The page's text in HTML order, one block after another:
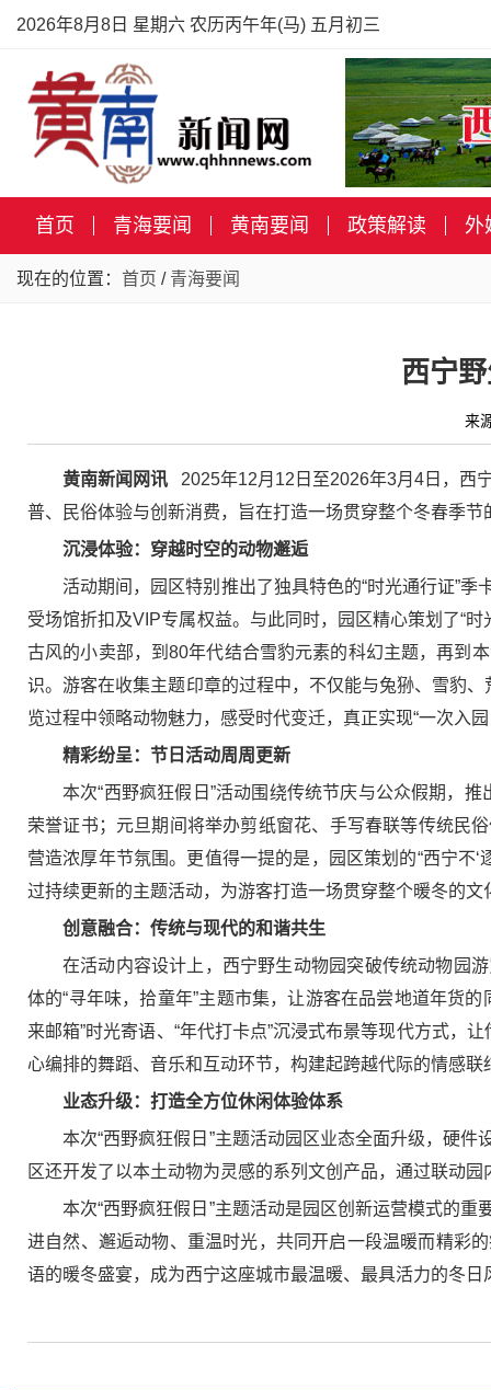
2026年8月8日 星期六 农历丙午年(马) 五月初三
首页 青海要闻 黄南要闻 政策解读 外
现在的位置： 首页 / 青海要闻
西宁
来
黄南新闻网讯
2025年12月12日至2026年3月4日，西
普、民俗体验与创新消费，旨在打造一场贯穿整个冬春季
沉浸体验：穿越时空的动物邂逅
活动期间，园区特别推出了独具特色的“时光通行证”
受场馆折扣及VIP专属权益。与此同时，园区精心策划了“
古风的小卖部，到80年代结合雪豹元素的科幻主题，再到
识。游客在收集主题印章的过程中，不仅能与兔狲、雪豹
览过程中领略动物魅力，感受时代变迁，真正实现“一次入
精彩纷呈：节日活动周周更新
本次“西野疯狂假日”活动围绕传统节庆与公众假期，
荣誉证书；元旦期间将举办剪纸窗花、手写春联等传统民
营造浓厚年节氛围。更值得一提的是，园区策划的“西宁不
过持续更新的主题活动，为游客打造一场贯穿整个暖冬的文
创意融合：传统与现代的和谐共生
在活动内容设计上，西宁野生动物园突破传统动物园
体的“寻年味，拾童年”主题市集，让游客在品尝地道年货
来邮箱”时光寄语、“年代打卡点”沉浸式布景等现代方式，
心编排的舞蹈、音乐和互动环节，构建起跨越代际的情感
业态升级：打造全方位休闲体验体系
本次“西野疯狂假日”主题活动园区业态全面升级，硬
区还开发了以本土动物为灵感的系列文创产品，通过联动
本次“西野疯狂假日”主题活动是园区创新运营模式的
进自然、邂逅动物、重温时光，共同开启一段温暖而精彩
语的暖冬盛宴，成为西宁这座城市最温暖、最具活力的冬日